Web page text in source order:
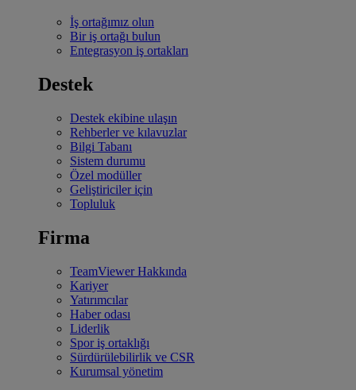
İş ortağımız olun
Bir iş ortağı bulun
Entegrasyon iş ortakları
Destek
Destek ekibine ulaşın
Rehberler ve kılavuzlar
Bilgi Tabanı
Sistem durumu
Özel modüller
Geliştiriciler için
Topluluk
Firma
TeamViewer Hakkında
Kariyer
Yatırımcılar
Haber odası
Liderlik
Spor iş ortaklığı
Sürdürülebilirlik ve CSR
Kurumsal yönetim